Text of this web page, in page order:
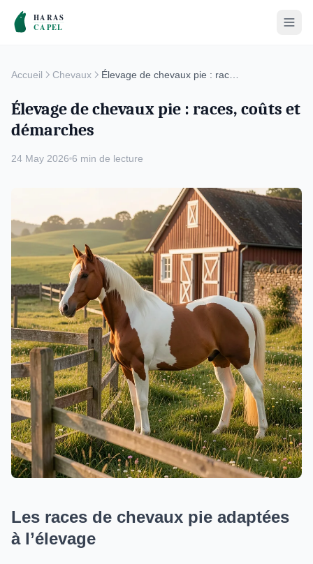
Accueil Chevaux
Élevage de chevaux pie : races, coûts et
démarches
24 May 2026 6 min de lecture
Les races de chevaux pie adaptées
à l’élevage